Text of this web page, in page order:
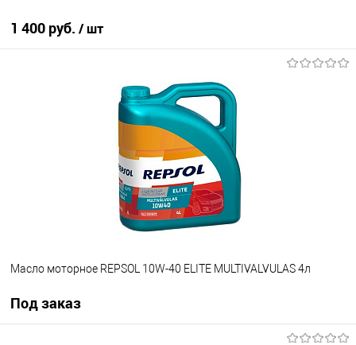
1 400 руб. / шт
В наличии
Масло моторное REPSOL 10W-40 ELITE MULTIVALVULAS 4л
Под заказ